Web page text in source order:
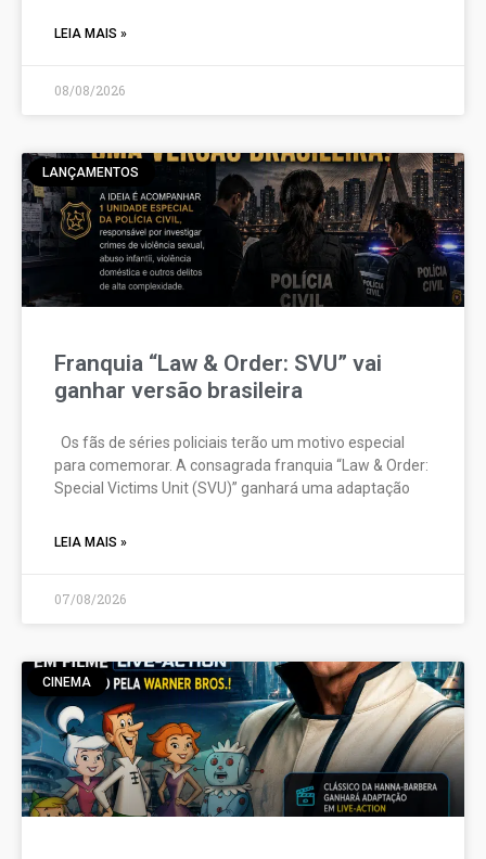
LEIA MAIS »
08/08/2026
LANÇAMENTOS
Franquia “Law & Order: SVU” vai
ganhar versão brasileira
Os fãs de séries policiais terão um motivo especial
para comemorar. A consagrada franquia “Law & Order:
Special Victims Unit (SVU)” ganhará uma adaptação
LEIA MAIS »
07/08/2026
CINEMA